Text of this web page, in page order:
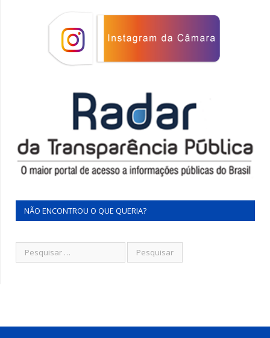
NÃO ENCONTROU O QUE QUERIA?